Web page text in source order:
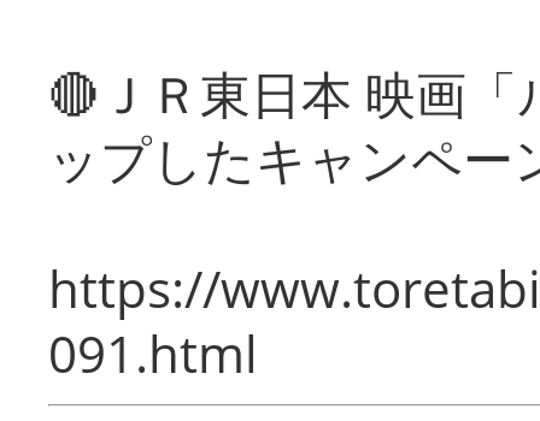
🔴ＪＲ東日本 映画
ップしたキャンペー
https://
091.html